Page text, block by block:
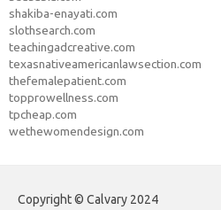
shakiba-enayati.com
slothsearch.com
teachingadcreative.com
texasnativeamericanlawsection.com
thefemalepatient.com
topprowellness.com
tpcheap.com
wethewomendesign.com
Copyright © Calvary 2024